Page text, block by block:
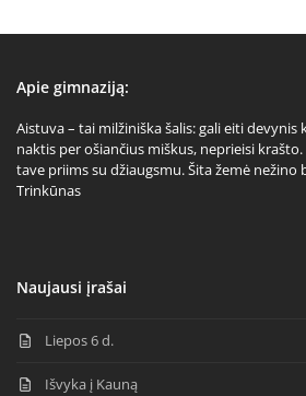
Apie gimnaziją:
Aistuva – tai milžiniška šalis: gali eiti
naktis per ošiančius miškus, neprieisi
tave priims su džiaugsmu. Šita žemė nežino
Trinkūnas
Naujausi įrašai
Liepos 6 d.
Išvyka į Kauną